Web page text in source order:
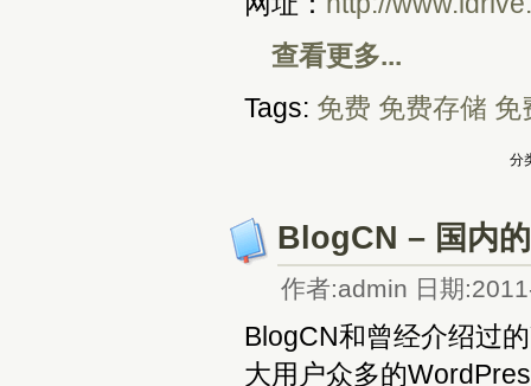
查看更多...
Tags: 免费 免费存储 免
分
BlogCN – 国内
作者:admin 日期
BlogCN和曾经介绍过
大用户众多的